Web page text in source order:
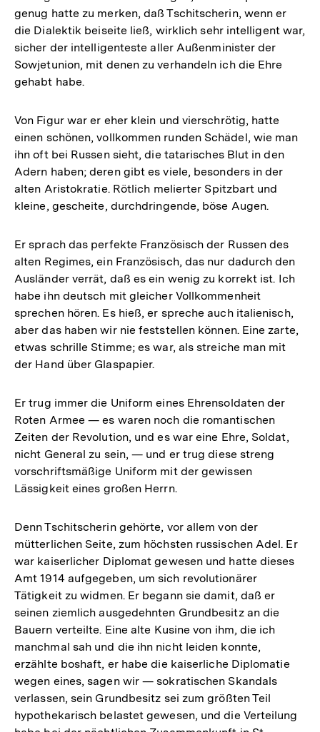
genug hatte zu merken, daß Tschitscherin, wenn er
die Dialektik beiseite ließ, wirklich sehr intelligent war,
sicher der intelligenteste aller Außenminister der
Sowjetunion, mit denen zu verhandeln ich die Ehre
gehabt habe.
Von Figur war er eher klein und vierschrötig, hatte
einen schönen, vollkommen runden Schädel, wie man
ihn oft bei Russen sieht, die tatarisches Blut in den
Adern haben; deren gibt es viele, besonders in der
alten Aristokratie. Rötlich melierter Spitzbart und
kleine, gescheite, durchdringende, böse Augen.
Er sprach das perfekte Französisch der Russen des
alten Regimes, ein Französisch, das nur dadurch den
Ausländer verrät, daß es ein wenig zu korrekt ist. Ich
habe ihn deutsch mit gleicher Vollkommenheit
sprechen hören. Es hieß, er spreche auch italienisch,
aber das haben wir nie feststellen können. Eine zarte,
etwas schrille Stimme; es war, als streiche man mit
der Hand über Glaspapier.
Er trug immer die Uniform eines Ehrensoldaten der
Roten Armee — es waren noch die romantischen
Zeiten der Revolution, und es war eine Ehre, Soldat,
nicht General zu sein, — und er trug diese streng
vorschriftsmäßige Uniform mit der gewissen
Lässigkeit eines großen Herrn.
Denn Tschitscherin gehörte, vor allem von der
mütterlichen Seite, zum höchsten russischen Adel. Er
war kaiserlicher Diplomat gewesen und hatte dieses
Amt 1914 aufgegeben, um sich revolutionärer
Tätigkeit zu widmen. Er begann sie damit, daß er
seinen ziemlich ausgedehnten Grundbesitz an die
Bauern verteilte. Eine alte Kusine von ihm, die ich
manchmal sah und die ihn nicht leiden konnte,
erzählte boshaft, er habe die kaiserliche Diplomatie
wegen eines, sagen wir — sokratischen Skandals
verlassen, sein Grundbesitz sei zum größten Teil
hypothekarisch belastet gewesen, und die Verteilung